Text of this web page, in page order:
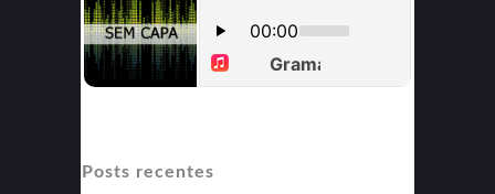
Posts recentes